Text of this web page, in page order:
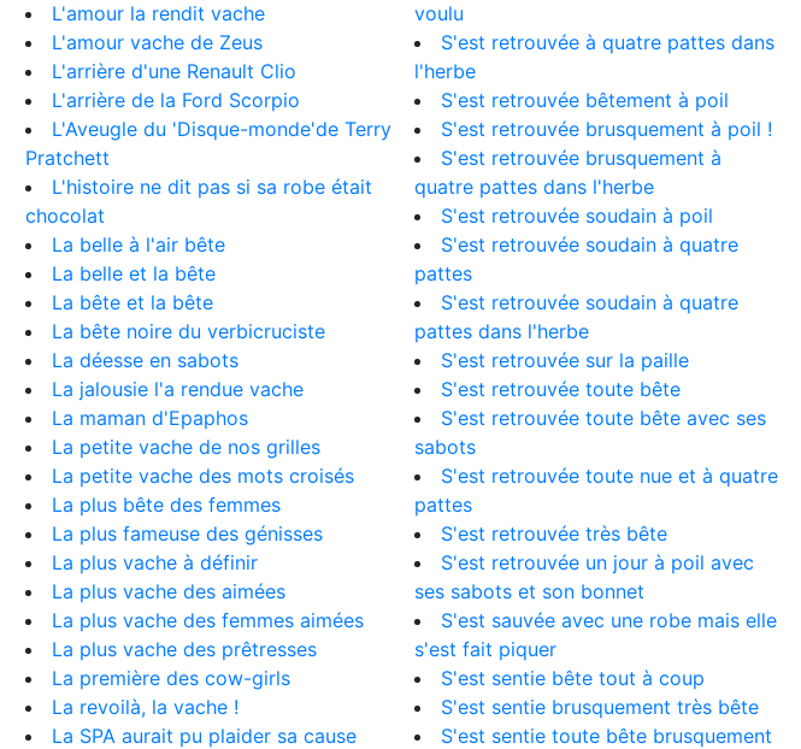
L'amour la rendit vache
L'amour vache de Zeus
L'arrière d'une Renault Clio
L'arrière de la Ford Scorpio
L'Aveugle du 'Disque-monde'de Terry
Pratchett
L'histoire ne dit pas si sa robe était
chocolat
La belle à l'air bête
La belle et la bête
La bête et la bête
La bête noire du verbicruciste
La déesse en sabots
La jalousie l'a rendue vache
La maman d'Epaphos
La petite vache de nos grilles
La petite vache des mots croisés
La plus bête des femmes
La plus fameuse des génisses
La plus vache à définir
La plus vache des aimées
La plus vache des femmes aimées
La plus vache des prêtresses
La première des cow-girls
La revoilà, la vache !
La SPA aurait pu plaider sa cause
voulu
S'est retrouvée à quatre pattes dans
l'herbe
S'est retrouvée bêtement à poil
S'est retrouvée brusquement à poil !
S'est retrouvée brusquement à
quatre pattes dans l'herbe
S'est retrouvée soudain à poil
S'est retrouvée soudain à quatre
pattes
S'est retrouvée soudain à quatre
pattes dans l'herbe
S'est retrouvée sur la paille
S'est retrouvée toute bête
S'est retrouvée toute bête avec ses
sabots
S'est retrouvée toute nue et à quatre
pattes
S'est retrouvée très bête
S'est retrouvée un jour à poil avec
ses sabots et son bonnet
S'est sauvée avec une robe mais elle
s'est fait piquer
S'est sentie bête tout à coup
S'est sentie brusquement très bête
S'est sentie toute bête brusquement